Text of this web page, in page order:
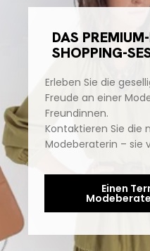
DAS
SHOPPING-
Erleben Sie die
Freude an einer
Freundinnen.
Kontaktieren Sie die
Modeberaterin – sie
Einen